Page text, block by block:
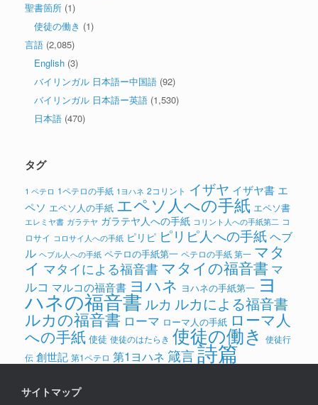
聖書箇所 (1)
使徒の働き (1)
言語 (2,085)
English (3)
バイリンガル 日本語ー中国語 (92)
バイリンガル 日本語ー英語 (1,530)
日本語 (470)
タグ
1 ペテロ 1ペテロの手紙 1ヨハネ 2コリント イザヤ イザヤ書 エ
ペソ エペソ人の手紙 エペソ人への手紙 エペソ書
エレミヤ書 ガラテヤ ガラテヤ人への手紙 コリント人への手紙第二 コ
ロサイ コロサイ人への手紙 ピリピ ピリピ人への手紙ヘブ
ル ヘブル人への手紙 ペテロの手紙第一 ペテロの手紙 第一 マタ
イ マタイによる福音書 マタイの福音書 マ
ルコ マルコの福音書 ヨハネ ヨハネの手紙第一 ヨ
ハネの福音書 ルカ ルカによる福音書
ルカの福音書 ローマ ローマ人の手紙 ローマ人
への手紙 使徒 使徒のはたらき 使徒の働き 使徒行
伝 創世記 第1ペテロ 第1ヨハネ 箴言詩篇
サイトマップ